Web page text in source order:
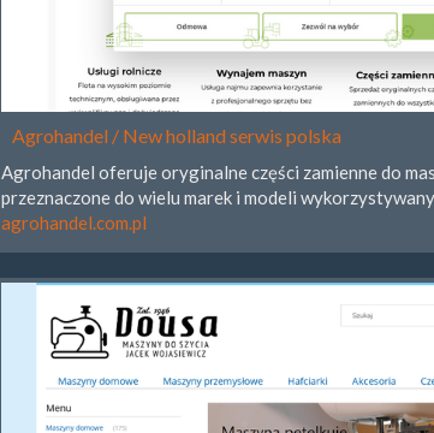
Agrohandel / New holland serwis polska
Agrohandel oferuje oryginalne części zamienne do
przeznaczone do wielu marek i modeli
agrohandel.com.pl